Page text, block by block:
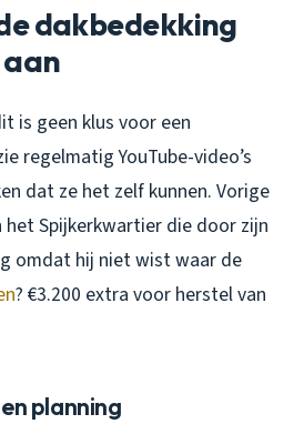
dakbedekking
is geen klus voor een
regelmatig YouTube-video’s
dat ze het zelf kunnen. Vorige
het Spijkerkwartier die door zijn
omdat hij niet wist waar de
? €3.200 extra voor herstel van
planning